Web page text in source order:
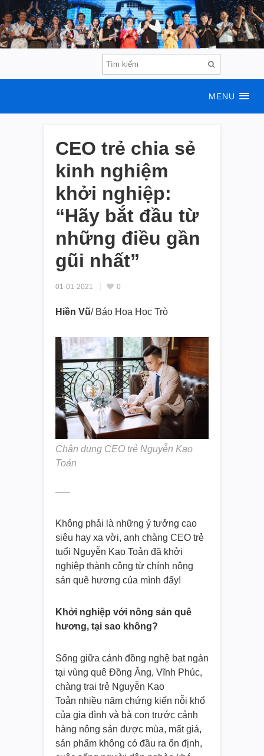
MENU
CEO trẻ chia sẻ
kinh nghiệm
khởi nghiệp:
“Hãy bắt đầu từ
những điều gần
gũi nhất”
01-01-2021 0
Hiền Vũ/ Báo Hoa Học Trò
Chân dung CEO trẻ Nguyễn Kao
Toản
—–
Không phải là những ý tưởng cao
siêu hay xa vời, anh chàng CEO trẻ
tuổi Nguyễn Kao Toản đã khởi
nghiệp thành công từ chính nông
sản quê hương của mình đấy!
Khởi nghiệp với nông sản quê
hương, tại sao không?
Sống giữa cánh đồng nghệ bạt ngàn
tại vùng quê Đồng Ăng, Vĩnh Phúc,
chàng trai trẻ Nguyễn Kao
Toản nhiều năm chứng kiến nỗi khổ
của gia đình và bà con trước cảnh
hàng nông sản được mùa, mất giá,
sản phẩm không có đầu ra ổn định,